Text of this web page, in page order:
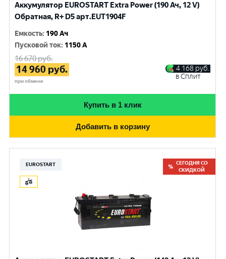
Аккумулятор EUROSTART Extra Power (190 Ач, 12 V)
Обратная, R+ D5 арт.EUT1904F
Емкость: 190 Ач
Пусковой ток: 1150 A
16 670руб.
14 960 руб.
при обмене
4 168 руб.
в Сплит
Купить в 1 клик
Добавить в корзину
EUROSTART
СЕГОДНЯ СО
СКИДКОЙ